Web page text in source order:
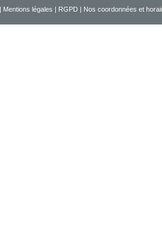
Mentions légales RGPD Nos coordonnées et